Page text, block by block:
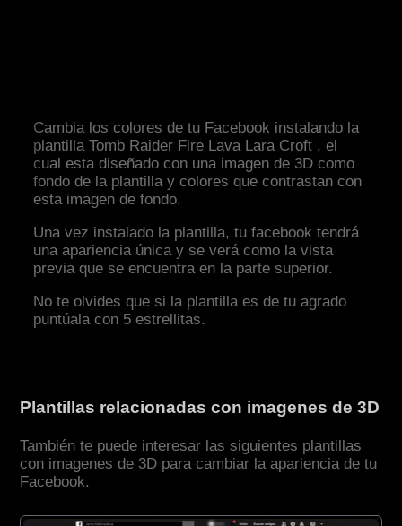
Cambia los colores de tu Facebook instalando la
plantilla Tomb Raider Fire Lava Lara Croft , el
cual esta diseñado con una imagen de 3D como
fondo de la plantilla y colores que contrastan con
esta imagen de fondo.
Una vez instalado la plantilla, tu facebook tendrá
una apariencia única y se verá como la vista
previa que se encuentra en la parte superior.
No te olvides que si la plantilla es de tu agrado
puntúala con 5 estrellitas.
Plantillas relacionadas con imagenes de 3D
También te puede interesar las siguientes plantillas
con imagenes de 3D para cambiar la apariencia de tu
Facebook.